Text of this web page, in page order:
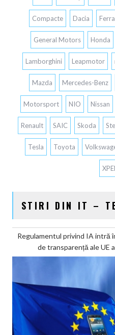
Compacte Dacia
General Motors Honda
Lamborghini Leapmotor
Mazda Mercedes-Benz
Motorsport NIO Nissan
Renault SAIC Skoda
Tesla Toyota
STIRI DIN IT –
Regulamentul privind IA intră
de transparență ale UE